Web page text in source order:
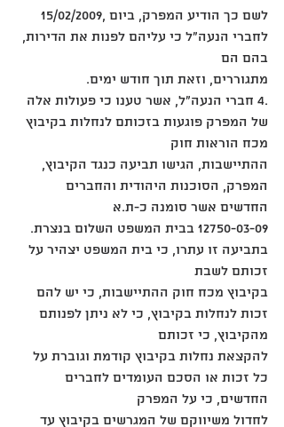
לחברי הנעה"ל כי עליהם לפנות את הדירות,
בהם הם
מתגוררים, וזאת תוך חודש ימים.
.4 חברי הנעה"ל, אשר טענו כי פעולות אלה
של המפרק פוגעות בזכותם לנחלות בקיבוץ
מכח הוראות חוק
ההתיישבות, הגישו תביעה כנגד הקיבוץ,
המפרק, הסוכנות היהודית והחברים
החדשים אשר סומנה כ-ת.א
12750-03-09 בבית המשפט השלום בנצרת.
בתביעה זו עתרו, כי בית המשפט יצהיר על
זכותם לשבת
בקיבוץ מכח חוק ההתיישבות, כי יש להם
זכות לנחלות בקיבוץ, כי לא ניתן לפנותם
מהקיבוץ, כי זכותם
להקצאת נחלות בקיבוץ קודמת וגוברת על
כל זכות או הסכם העומדים לחברים
החדשים, כי על המפרק
לחדול משיווקם של המגרשים בקיבוץ עד